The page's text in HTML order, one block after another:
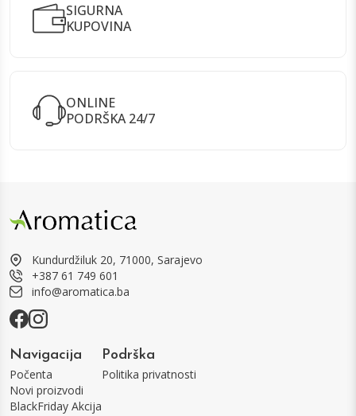
SIGURNA
KUPOVINA
ONLINE
PODRŠKA 24/7
Kundurdžiluk 20, 71000, Sarajevo
+387 61 749 601
info@aromatica.ba
Navigacija
Počenta
Novi proizvodi
BlackFriday Akcija
Podrška
Politika privatnosti